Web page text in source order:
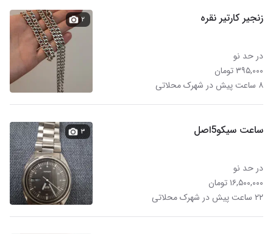
زنجیر کارتیر نقره
در حد نو
۳۹۵,۰۰۰ تومان
۸ ساعت پیش در شهرک محلاتی
۲
ساعت سیکو5اصل
در حد نو
۱۶,۵۰۰,۰۰۰ تومان
۲۲ ساعت پیش در شهرک محلاتی
۳